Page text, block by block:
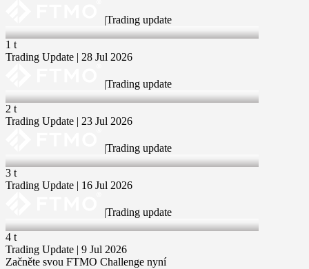
|Trading update
28 Jul 2026
1 t
Trading Update | 28 Jul 2026
|Trading update
23 Jul 2026
2 t
Trading Update | 23 Jul 2026
|Trading update
16 Jul 2026
3 t
Trading Update | 16 Jul 2026
|Trading update
9 Jul 2026
4 t
Trading Update | 9 Jul 2026
Začněte svou FTMO Challenge nyní